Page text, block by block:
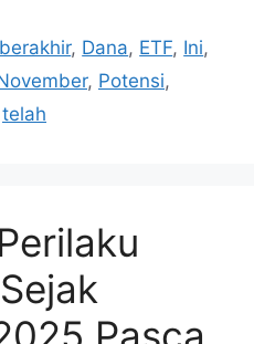
berakhir, Dana, ETF, Ini,
, Potensi,
telah